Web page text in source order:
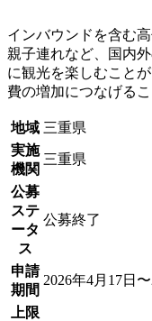
インバウンドを含む
親子連れなど、国内
に観光を楽しむこと
費の増加につなげる
地域 三重県
実施
機関
三重県
公募
ステ
ータ
ス
公募終了
申請
期間
2026年4月17日
上限